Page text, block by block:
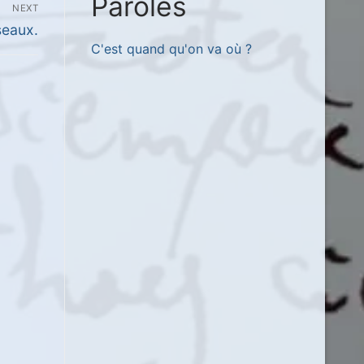
NEXT
C'est quand qu'on va où ?